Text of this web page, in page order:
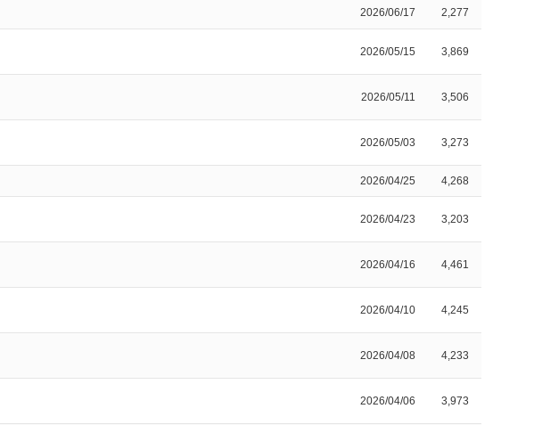
2026/06/17 2,277
2026/05/15 3,869
2026/05/11 3,506
2026/05/03 3,273
2026/04/25 4,268
2026/04/23 3,203
2026/04/16 4,461
2026/04/10 4,245
2026/04/08 4,233
2026/04/06 3,973